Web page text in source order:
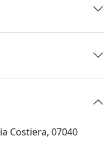
Costiera, 07040